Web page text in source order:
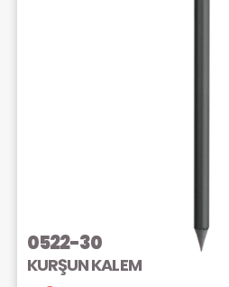
0522-30
KURŞUN KALEM